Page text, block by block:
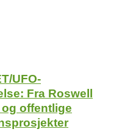
UFO-
Fra Roswell
og offentlige